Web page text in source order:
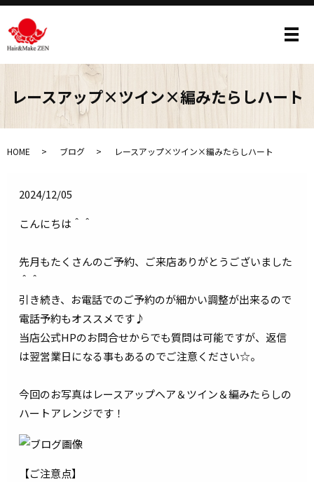
メ
レースアップ×ツイン×編みたらしハート
HOME ブログ レースアップ×ツイン×編みたらしハート
2024/12/05
こんにちは＾＾
先月もたくさんのご予約、ご来店ありがとうございました
＾＾
引き続き、お電話でのご予約のが細かい調整が出来るので
電話予約もオススメです♪
当店公式HPのお問合せからでも質問は可能ですが、返信
は翌営業日になる事もあるのでご注意ください☆。
今回のお写真はレースアップヘア＆ツイン＆編みたらしの
ハートアレンジです！
【ご注意点】